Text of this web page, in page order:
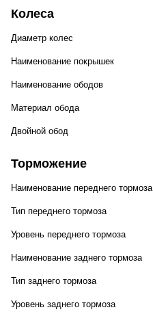
Колеса
Диаметр колес
Наименование покрышек
Наименование ободов
Материал обода
Двойной обод
Торможение
Наименование переднего тормоза
Тип переднего тормоза
Уровень переднего тормоза
Наименование заднего тормоза
Тип заднего тормоза
Уровень заднего тормоза